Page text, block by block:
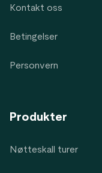
Kontakt oss
Betingelser
Personvern
Produkter
Nøtteskall turer